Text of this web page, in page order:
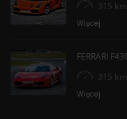
315
Więcej
FERRARI
315
Więcej